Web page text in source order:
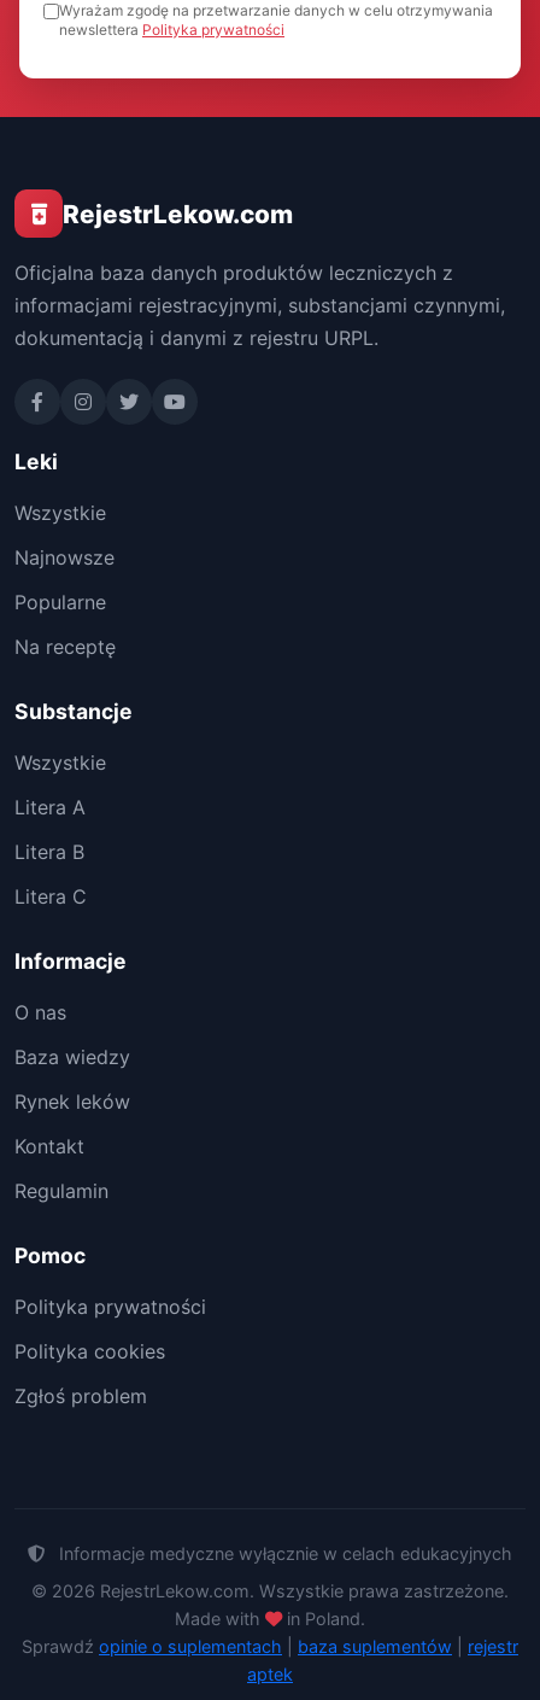
Wyrażam zgodę na przetwarzanie danych w celu otrzymywania
newslettera Polityka prywatności
RejestrLekow.com
Oficjalna baza danych produktów leczniczych z
informacjami rejestracyjnymi, substancjami czynnymi,
dokumentacją i danymi z rejestru URPL.
Leki
Wszystkie
Najnowsze
Popularne
Na receptę
Substancje
Wszystkie
Litera A
Litera B
Litera C
Informacje
O nas
Baza wiedzy
Rynek leków
Kontakt
Regulamin
Pomoc
Polityka prywatności
Polityka cookies
Zgłoś problem
Informacje medyczne wyłącznie w celach edukacyjnych
© 2026 RejestrLekow.com. Wszystkie prawa zastrzeżone.
Made with
in Poland.
Sprawdź opinie o suplementach baza suplementów
rejestr
aptek